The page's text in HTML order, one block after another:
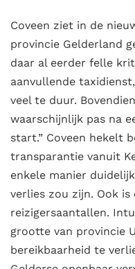
Coveen ziet in de
provincie Gelderland
daar al eerder felle
aanvullende
veel te duur.
waarschijnlijk pas na
start.” Coveen hekelt
transparantie vanuit
enkele manier
verlies zou zijn. Ook
reizigersaantallen.
grootte van provincie
bereikbaarheid te